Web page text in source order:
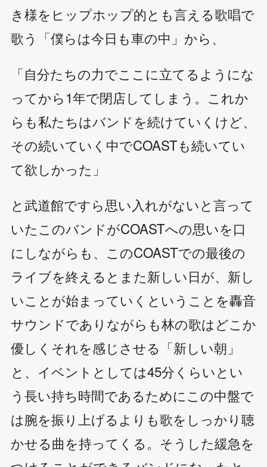
き様をヒップホップ的とも言える歌唱で
歌う「僕らは今日も車の中」から、
「自分たちの力でここに立てるようにな
ってから1年で閉店してしまう。これか
らも私たちはバンドを続けていくけど、
その続いていく中でCOASTも続いてい
て欲しかった」
と武道館ですら思い入れがないと言って
いたこのバンドがCOASTへの思いを口
にしながらも、このCOASTでの最後の
ライブを終えるとまた新しい日が、新し
いことが始まっていくということを轟音
サウンドでありながらも林の歌はどこか
優しくそれを感じさせる「新しい朝」
と、イベントとしては45分くらいとい
う長い持ち時間であるためにこの中盤で
は腕を振り上げるよりも歌をしっかり聴
かせる曲を持ってくる。そうした緩急を